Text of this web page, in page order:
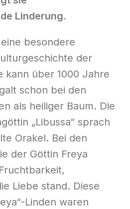
Linderung.
besondere
der
kann über 1000 Jahre
schon bei den
als heiliger Baum. Die
„Libussa“ sprach
Orakel. Bei den
der Göttin Freya
Liebe stand. Diese
Linden waren